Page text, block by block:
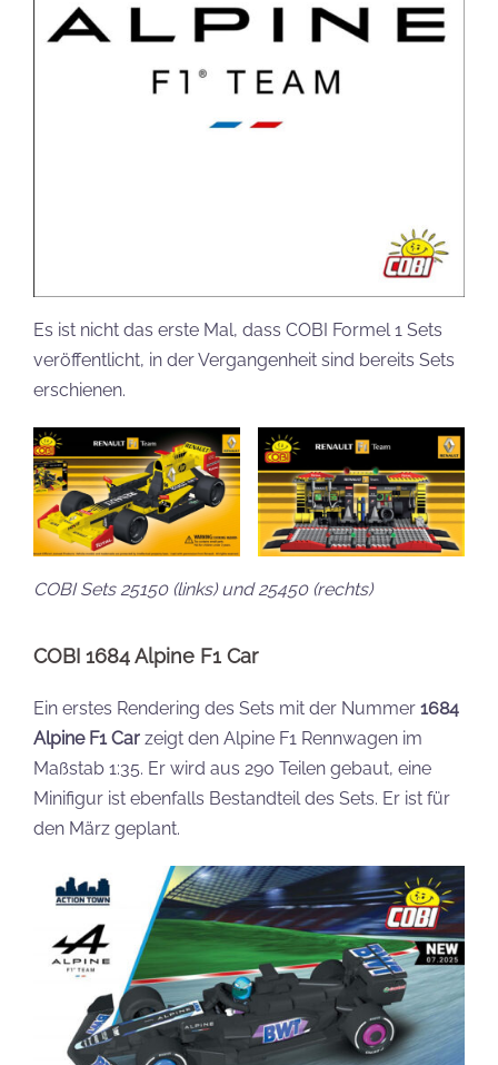
Es ist nicht das erste Mal, dass COBI Formel 1 Sets
veröffentlicht, in der Vergangenheit sind bereits Sets
erschienen.
COBI Sets 25150 (links) und 25450 (rechts)
COBI 1684 Alpine F1 Car
Ein erstes Rendering des Sets mit der Nummer 1684
Alpine F1 Car zeigt den Alpine F1 Rennwagen im
Maßstab 1:35. Er wird aus 290 Teilen gebaut, eine
Minifigur ist ebenfalls Bestandteil des Sets. Er ist für
den März geplant.